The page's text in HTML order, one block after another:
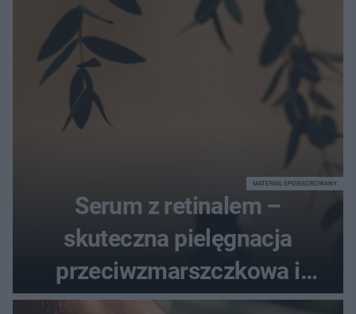
Serum z retinalem –
skuteczna pielęgnacja
przeciwzmarszczkowa i
regenerująca
MATERIAŁ SPONSOROWANY